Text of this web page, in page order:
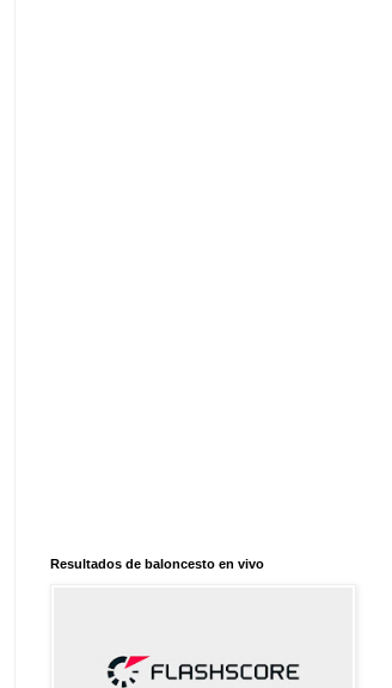
Resultados de baloncesto en vivo